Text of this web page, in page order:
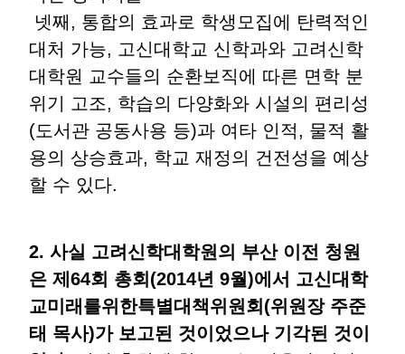
넷째, 통합의 효과로 학생모집에 탄력적인
대처 가능, 고신대학교 신학과와 고려신학
대학원 교수들의 순환보직에 따른 면학 분
위기 고조, 학습의 다양화와 시설의 편리성
(도서관 공동사용 등)과 여타 인적, 물적 활
용의 상승효과, 학교 재정의 건전성을 예상
할 수 있다.
2. 사실 고려신학대학원의 부산 이전 청원
은 제64회 총회(2014년 9월)에서 고신대학
교미래를위한특별대책위원회(위원장 주준
태 목사)가 보고된 것이었으나 기각된 것이